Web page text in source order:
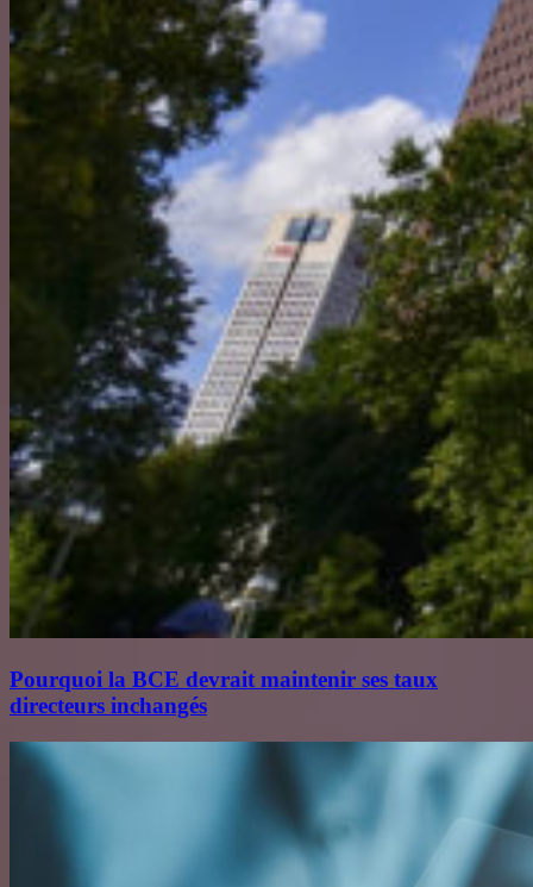
Pourquoi la BCE devrait maintenir ses taux
directeurs inchangés